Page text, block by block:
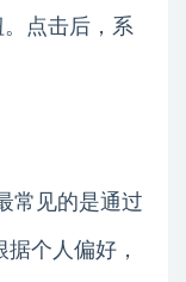
。点击后，系
常见的是通过
个人偏好，